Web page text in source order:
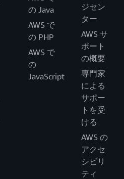
の Java
AWS で
の PHP
AWS で
の
JavaScript
ジセン
ター
AWS サ
ポート
の概要
専門家
による
サポー
トを受
ける
AWS の
アクセ
シビリ
ティ